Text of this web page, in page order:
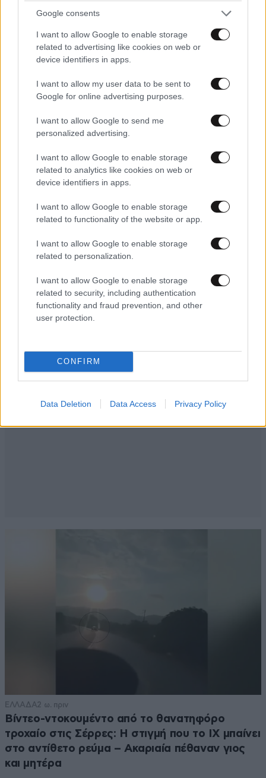
Google consents
I want to allow Google to enable storage
related to advertising like cookies on web or
device identifiers in apps.
I want to allow my user data to be sent to
Google for online advertising purposes.
I want to allow Google to send me
personalized advertising.
I want to allow Google to enable storage
related to analytics like cookies on web or
device identifiers in apps.
I want to allow Google to enable storage
related to functionality of the website or app.
I want to allow Google to enable storage
related to personalization.
I want to allow Google to enable storage
related to security, including authentication
functionality and fraud prevention, and other
user protection.
CONFIRM
Data Deletion Data Access Privacy Policy
Ζευγάρι από τις ΗΠΑ που «υιοθέτησε» τον
Αφγανό κατηγορούμενο για τη δολοφονία της
Ελίζαμπεθ Ρος: «Είμαστε συντετριμμένοι – Δεν
έδειξε ποτέ ότι ήταν ικανός για κάτι τέτοιο»
ΕΛΛΑΔΑ2 ω. πριν
Βίντεο-ντοκουμέντο από το θανατηφόρο
τροχαίο στις Σέρρες: Η στιγμή που το ΙΧ μπαίνει
στο αντίθετο ρεύμα – Ακαριαία πέθαναν γιος
και μητέρα